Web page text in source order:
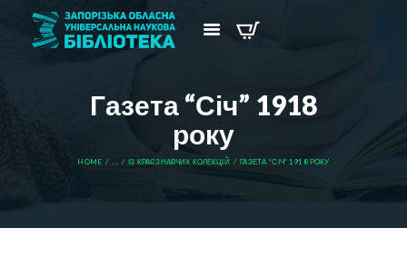
Газета “Січ” 1918
року
HOME ... ІЗ КРАЄЗНАВЧИХ КОЛЕКЦІЙ ГАЗЕТА “СІЧ” 1918 РОКУ